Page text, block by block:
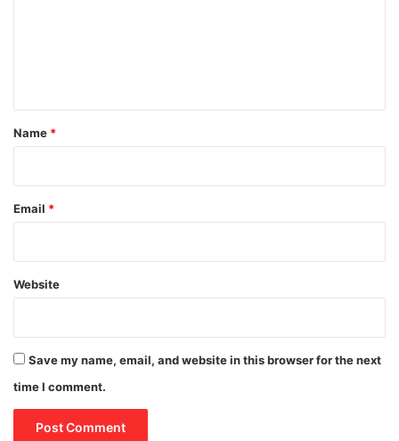
*
Name *
Email *
Website
Save my name, email, and website in this browser for the next
time I comment.